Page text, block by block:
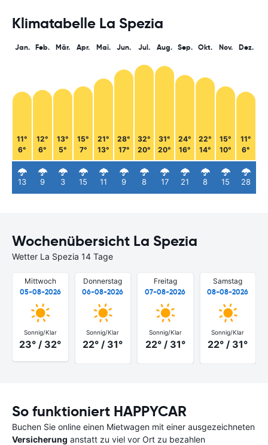
Klimatabelle La Spezia
Jan.
11°
6°
13
Feb.
12°
6°
9
Mär.
13°
5°
3
Apr.
15°
7°
15
Mai.
21°
13°
11
Jun.
28°
17°
9
Jul.
32°
20°
8
Aug.
31°
20°
17
Sep.
24°
16°
21
Okt.
22°
14°
8
Nov.
15°
10°
15
Dez.
11°
6°
28
Wochenübersicht La Spezia
Wetter La Spezia 14 Tage
Mittwoch
05-08-2026
Sonnig/Klar
23° / 32°
Donnerstag
06-08-2026
Sonnig/Klar
22° / 31°
Freitag
07-08-2026
Sonnig/Klar
22° / 31°
Samstag
08-08-2026
Sonnig/Klar
22° / 31°
So funktioniert HAPPYCAR
Buchen Sie online einen Mietwagen mit einer ausgezeichneten
Versicherung anstatt zu viel vor Ort zu bezahlen